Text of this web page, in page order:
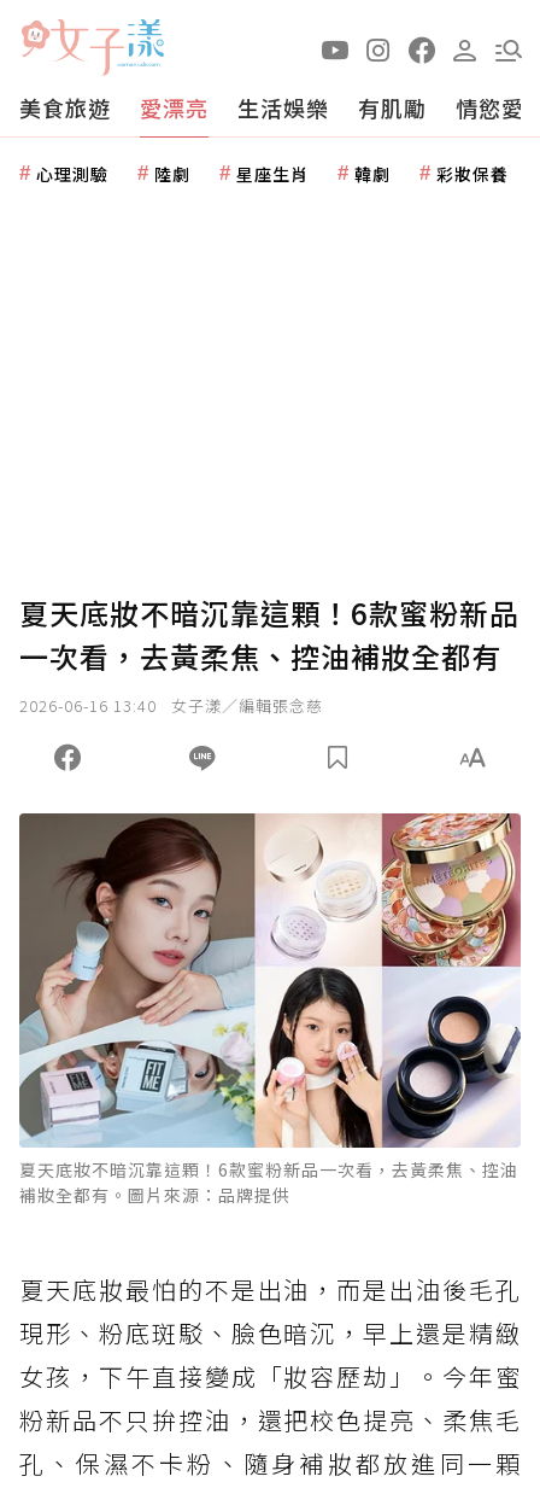
美食旅遊 愛漂亮 生活娛樂 有肌勵 情慾愛
心理測驗 陸劇 星座生肖 韓劇 彩妝保養
夏天底妝不暗沉靠這顆！6款蜜粉新品
一次看，去黃柔焦、控油補妝全都有
2026-06-16 13:40 女子漾／編輯張念慈
夏天底妝不暗沉靠這顆！6款蜜粉新品一次看，去黃柔焦、控油
補妝全都有。圖片來源：品牌提供
夏天底妝最怕的不是出油，而是出油後毛孔
現形、粉底斑駁、臉色暗沉，早上還是精緻
女孩，下午直接變成「妝容歷劫」。今年蜜
粉新品不只拚控油，還把校色提亮、柔焦毛
孔、保濕不卡粉、隨身補妝都放進同一顆